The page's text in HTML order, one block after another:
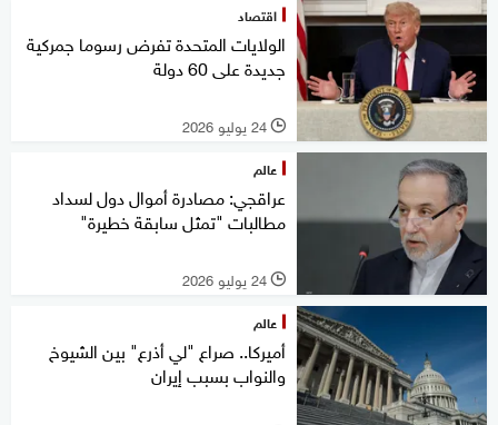
اقتصاد
الولايات المتحدة تفرض رسوما جمركية
جديدة على 60 دولة
l 24 يوليو 2026
عالم
عراقجي: مصادرة أموال دول لسداد
مطالبات "تمثل سابقة خطيرة"
l 24 يوليو 2026
عالم
أميركا.. صراع "لي أذرع" بين الشيوخ
والنواب بسبب إيران